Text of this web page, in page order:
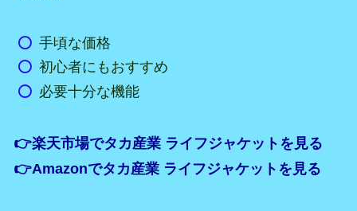
手頃な価格
初心者にもおすすめ
必要十分な機能
👉楽天市場でタカ産業 ライフジャケットを見る
👉Amazonでタカ産業 ライフジャケットを見る